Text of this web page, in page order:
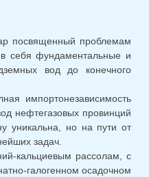
посвященный проблемам
себя фундаментальные и
вод до конечного
импортонезависимость
нефтегазовых провинций
уникальна, но на пути от
задач.
кальциевым рассолам, с
галогенном осадочном